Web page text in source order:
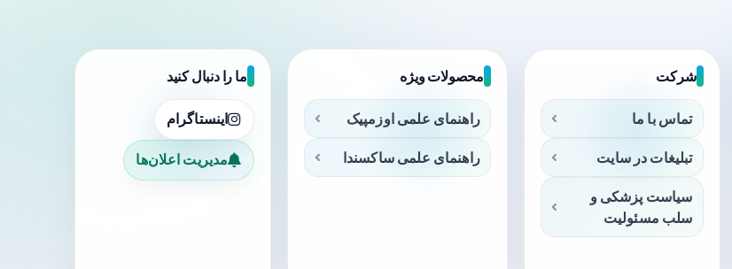
شرکت
تماس با ما
تبلیغات در سایت
سیاست پزشکی و
سلب مسئولیت
محصولات ویژه
راهنمای علمی اوزمپیک
راهنمای علمی ساکسندا
ما را دنبال کنید
اینستاگرام
مدیریت اعلان‌ها